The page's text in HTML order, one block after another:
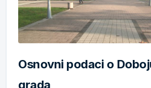
Osnovni podaci o
grada